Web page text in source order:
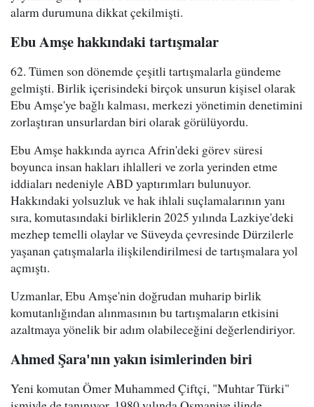
alarm durumuna dikkat çekilmişti.
Ebu Amşe hakkındaki tartışmalar
62. Tümen son dönemde çeşitli tartışmalarla gündeme
gelmişti. Birlik içerisindeki birçok unsurun kişisel olarak
Ebu Amşe'ye bağlı kalması, merkezi yönetimin denetimini
zorlaştıran unsurlardan biri olarak görülüyordu.
Ebu Amşe hakkında ayrıca Afrin'deki görev süresi
boyunca insan hakları ihlalleri ve zorla yerinden etme
iddiaları nedeniyle ABD yaptırımları bulunuyor.
Hakkındaki yolsuzluk ve hak ihlali suçlamalarının yanı
sıra, komutasındaki birliklerin 2025 yılında Lazkiye'deki
mezhep temelli olaylar ve Süveyda çevresinde Dürzilerle
yaşanan çatışmalarla ilişkilendirilmesi de tartışmalara yol
açmıştı.
Uzmanlar, Ebu Amşe'nin doğrudan muharip birlik
komutanlığından alınmasının bu tartışmaların etkisini
azaltmaya yönelik bir adım olabileceğini değerlendiriyor.
Ahmed Şara'nın yakın isimlerinden biri
Yeni komutan Ömer Muhammed Çiftçi, "Muhtar Türki"